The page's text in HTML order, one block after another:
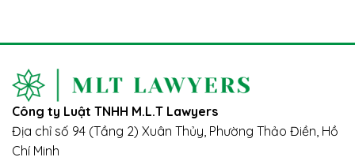
giải
HỘI
TÁC
ĐẾN
NGƯỜI
LAO
GÓP
TY
TRÁCH
NHIỆM
HẠN
Công ty Luật TNHH M.L.T Lawyers
Địa chỉ số 94 (Tầng 2) Xuân Thủy, Phường Thảo Điền, Hồ
Chí Minh